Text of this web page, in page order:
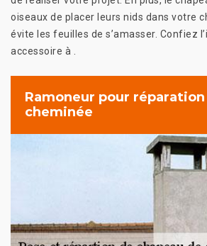
oiseaux de placer leurs nids dans votre
évite les feuilles de s’amasser. Confiez
accessoire à .
Ramoneur pour
cheminée